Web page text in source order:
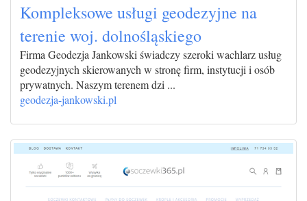
Kompleksowe usługi geodezyjne na
terenie woj. dolnośląskiego
Firma Geodezja Jankowski świadczy szeroki wachlarz usług
geodezyjnych skierowanych w stronę firm, instytucji i osób
prywatnych. Naszym terenem dzi ...
geodezja-jankowski.pl